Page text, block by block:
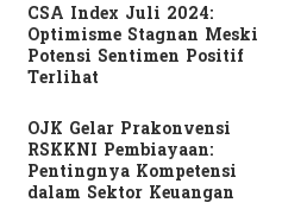
CSA Index Juli 2024:
Optimisme Stagnan Meski
Potensi Sentimen Positif
Terlihat
OJK Gelar Prakonvensi
RSKKNI Pembiayaan:
Pentingnya Kompetensi
dalam Sektor Keuangan